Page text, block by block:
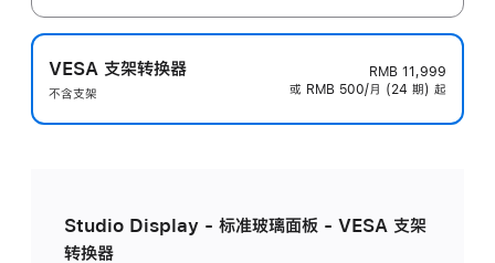
VESA 支架转换器
不含支架
RMB 11,999
或 RMB 500/月 (24 期) 起
Studio Display - 标准玻璃面板 - VESA 支架
转换器